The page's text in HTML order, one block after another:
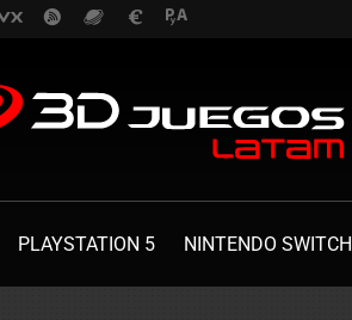
PLAYSTATION 5 NINTENDO SWITCH